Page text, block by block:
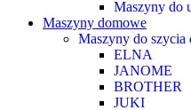
Maszyny do
Maszyny domowe
Maszyny do szycia
ELNA
JANOME
BROTHER
JUKI